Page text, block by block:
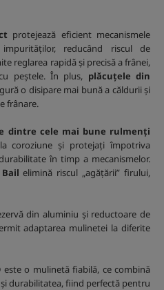
protejează eficient mecanismele
reducând riscul de
reglarea rapidă și precisă a frânei,
peștele. În plus, plăcuțele din
o disipare mai bună a căldurii și
frânare.
dintre cele mai bune rulmenți
coroziune și protejați împotriva
în timp a mecanismelor.
elimină riscul „agățării” firului,
din aluminiu și reductoare de
adaptarea mulinetei la diferite
este o mulinetă fiabilă, ce combină
durabilitatea, fiind perfectă pentru